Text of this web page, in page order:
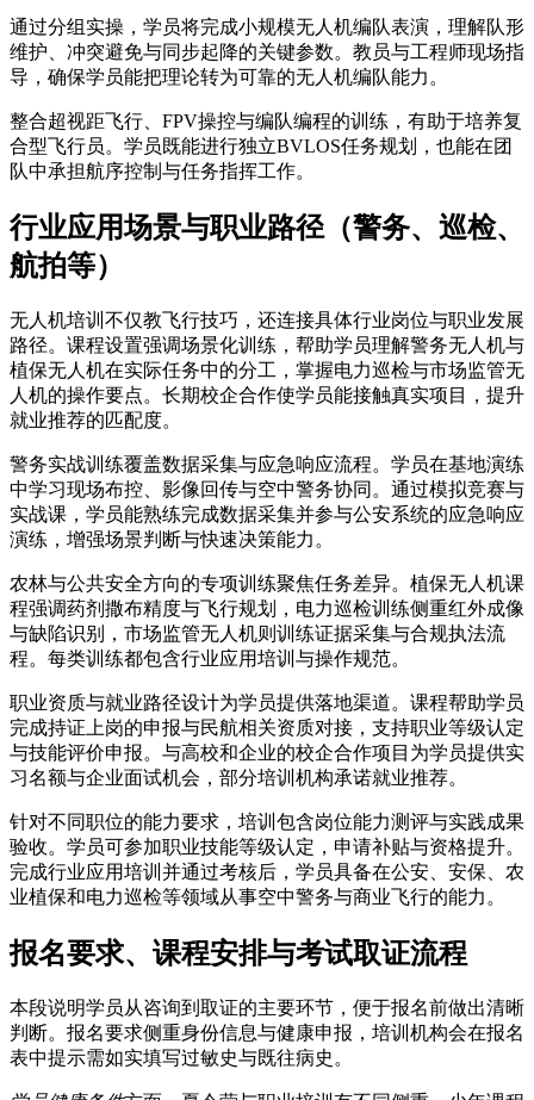
通过分组实操，学员将完成小规模无人机编队表演，理解队形
维护、冲突避免与同步起降的关键参数。教员与工程师现场指
导，确保学员能把理论转为可靠的无人机编队能力。
整合超视距飞行、FPV操控与编队编程的训练，有助于培养复
合型飞行员。学员既能进行独立BVLOS任务规划，也能在团
队中承担航序控制与任务指挥工作。
行业应用场景与职业路径（警务、巡检、
航拍等）
无人机培训不仅教飞行技巧，还连接具体行业岗位与职业发展
路径。课程设置强调场景化训练，帮助学员理解警务无人机与
植保无人机在实际任务中的分工，掌握电力巡检与市场监管无
人机的操作要点。长期校企合作使学员能接触真实项目，提升
就业推荐的匹配度。
警务实战训练覆盖数据采集与应急响应流程。学员在基地演练
中学习现场布控、影像回传与空中警务协同。通过模拟竞赛与
实战课，学员能熟练完成数据采集并参与公安系统的应急响应
演练，增强场景判断与快速决策能力。
农林与公共安全方向的专项训练聚焦任务差异。植保无人机课
程强调药剂撒布精度与飞行规划，电力巡检训练侧重红外成像
与缺陷识别，市场监管无人机则训练证据采集与合规执法流
程。每类训练都包含行业应用培训与操作规范。
职业资质与就业路径设计为学员提供落地渠道。课程帮助学员
完成持证上岗的申报与民航相关资质对接，支持职业等级认定
与技能评价申报。与高校和企业的校企合作项目为学员提供实
习名额与企业面试机会，部分培训机构承诺就业推荐。
针对不同职位的能力要求，培训包含岗位能力测评与实践成果
验收。学员可参加职业技能等级认定，申请补贴与资格提升。
完成行业应用培训并通过考核后，学员具备在公安、安保、农
业植保和电力巡检等领域从事空中警务与商业飞行的能力。
报名要求、课程安排与考试取证流程
本段说明学员从咨询到取证的主要环节，便于报名前做出清晰
判断。报名要求侧重身份信息与健康申报，培训机构会在报名
表中提示需如实填写过敏史与既往病史。